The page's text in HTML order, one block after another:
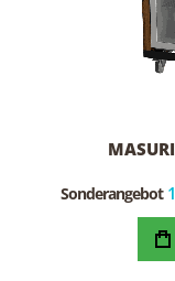
Sonderangebot